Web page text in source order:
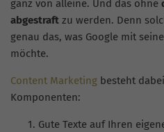
ganz von alleine. Und das ohne
abgestraft zu werden. Denn
genau das, was Google mit
möchte.
Content Marketing besteht
Komponenten:
Gute Texte auf Ihren